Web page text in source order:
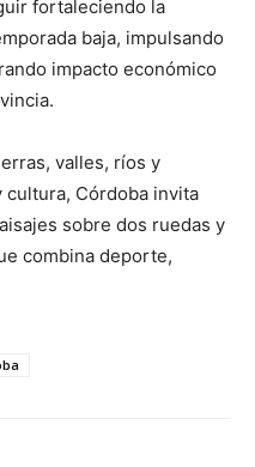
fortaleciendo la
baja, impulsando
impacto económico
valles, ríos y
Córdoba invita
sobre dos ruedas y
combina deporte,